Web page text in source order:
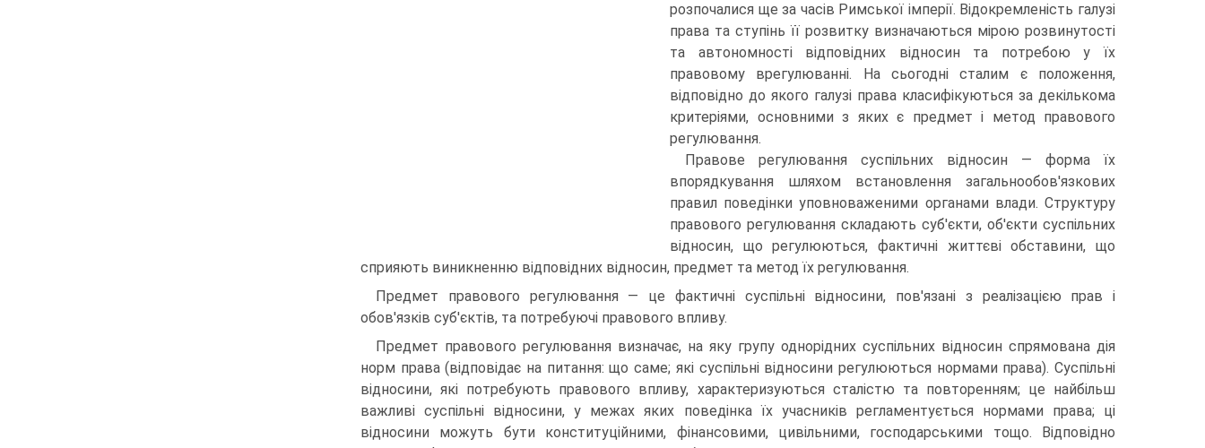
розпочалися ще за часів Римської імперії. Відокремленість галузі
права та ступінь її розвитку визначаються мірою розвинутості
та автономності відповідних відносин та потребою у їх
правовому врегулюванні. На сьогодні сталим є положення,
відповідно до якого галузі права класифікуються за декількома
критеріями, основними з яких є предмет і метод правового
регулювання.
Правове регулювання суспільних відносин — форма їх
впорядкування шляхом встановлення загальнообов'язкових
правил поведінки уповноваженими органами влади. Структуру
правового регулювання складають суб'єкти, об'єкти суспільних
відносин, що регулюються, фактичні життєві обставини, що
сприяють виникненню відповідних відносин, предмет та метод їх регулювання.
Предмет правового регулювання — це фактичні суспільні відносини, пов'язані з реалізацією прав і
обов'язків суб'єктів, та потребуючі правового впливу.
Предмет правового регулювання визначає, на яку групу однорідних суспільних відносин спрямована дія
норм права (відповідає на питання: що саме; які суспільні відносини регулюються нормами права). Суспільні
відносини, які потребують правового впливу, характеризуються сталістю та повторенням; це найбільш
важливі суспільні відносини, у межах яких поведінка їх учасників регламентується нормами права; ці
відносини можуть бути конституційними, фінансовими, цивільними, господарськими тощо. Відповідно